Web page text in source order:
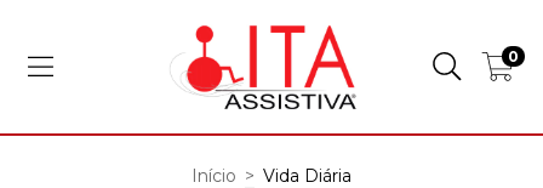
0
Início > Vida Diária